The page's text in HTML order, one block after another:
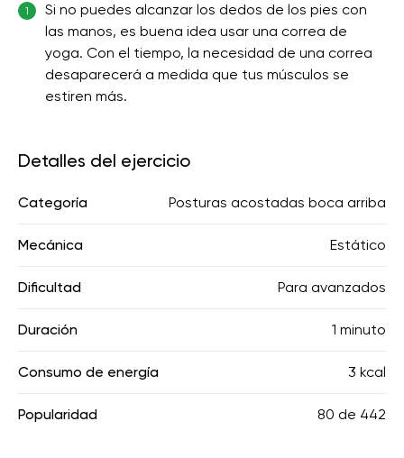
1
Si no puedes alcanzar los dedos de los pies con
las manos, es buena idea usar una correa de
yoga. Con el tiempo, la necesidad de una correa
desaparecerá a medida que tus músculos se
estiren más.
Detalles del ejercicio
Categoría Posturas acostadas boca arriba
Mecánica Estático
Dificultad Para avanzados
Duración 1 minuto
Consumo de energía 3 kcal
Popularidad 80 de 442